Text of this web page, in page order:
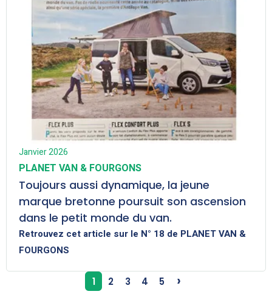
Janvier 2026
PLANET VAN & FOURGONS
Toujours aussi dynamique, la jeune
marque bretonne poursuit son ascension
dans le petit monde du van.
Retrouvez cet article sur le N° 18 de PLANET VAN &
FOURGONS
1 2 3 4 5 ›